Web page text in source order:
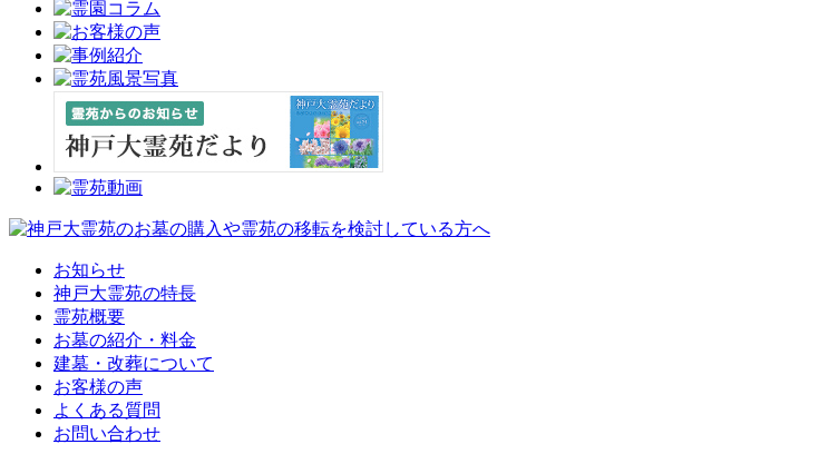
お知らせ
神戸大霊苑の特長
霊苑概要
お墓の紹介・料金
建墓・改葬について
お客様の声
よくある質問
お問い合わせ